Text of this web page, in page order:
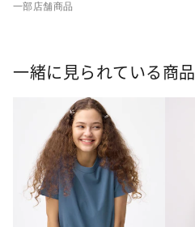
一部店舗商品
一緒に見られている商品